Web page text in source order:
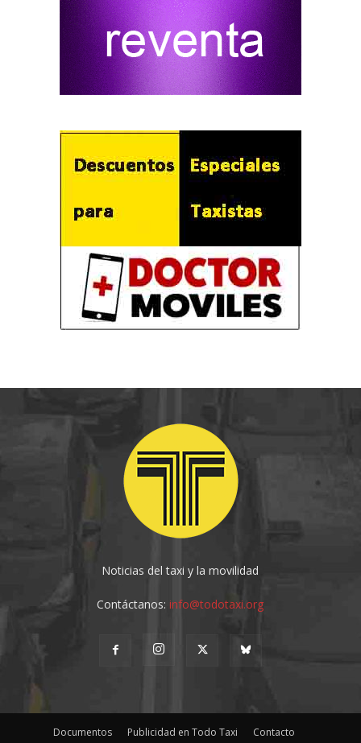
Noticias del taxi y la movilidad
Contáctanos:info@todotaxi.org
Documentos Publicidad en Todo Taxi
Contacto